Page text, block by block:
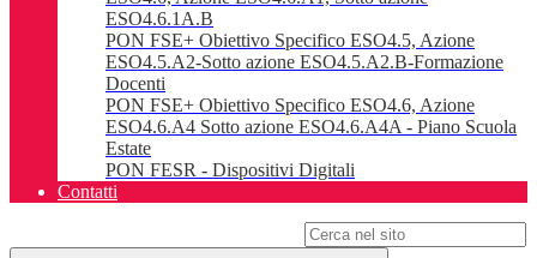
ESO4.6.1A.B
PON FSE+ Obiettivo Specifico ESO4.5, Azione
ESO4.5.A2-Sotto azione ESO4.5.A2.B-Formazione
Docenti
PON FSE+ Obiettivo Specifico ESO4.6, Azione
ESO4.6.A4 Sotto azione ESO4.6.A4A - Piano Scuola
Estate
PON FESR - Dispositivi Digitali
Contatti